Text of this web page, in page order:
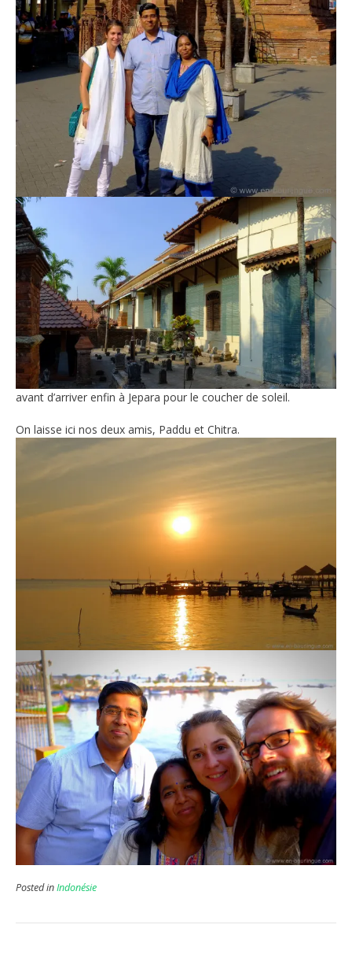
avant d’arriver enfin à Jepara pour le coucher de soleil.
On laisse ici nos deux amis, Paddu et Chitra.
Posted inIndonésie